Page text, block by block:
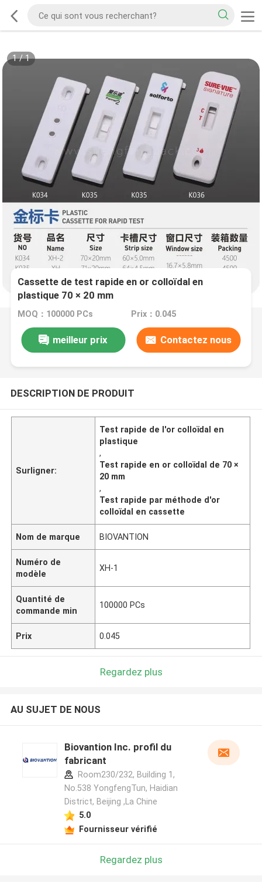
1/1
Cassette de test rapide en or colloïdal en
plastique 70 × 20 mm
MOQ：100000 PCs Prix：0.045
meilleur prix Contactez nous
DESCRIPTION DE PRODUIT
Surligner:
Test rapide de l'or colloïdal en
plastique
,
Test rapide en or colloïdal de 70 ×
20 mm
,
Test rapide par méthode d'or
colloïdal en cassette
Nom de marque BIOVANTION
Numéro de
modèle
XH-1
Quantité de
commande min
100000 PCs
Prix 0.045
Regardez plus
AU SUJET DE NOUS
Biovantion Inc. profil du
fabricant
Room230/232, Building 1,
No.538 YongfengTun, Haidian
District, Beijing ,La Chine
5.0
Fournisseur vérifié
Regardez plus